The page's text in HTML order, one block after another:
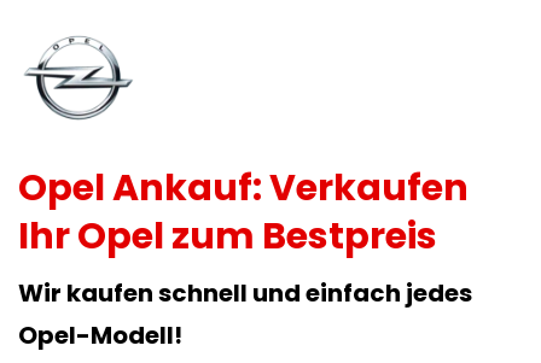
Opel Ankauf: Verkaufen
Ihr Opel zum Bestpreis
Wir kaufen schnell und einfach jedes
Opel-Modell!